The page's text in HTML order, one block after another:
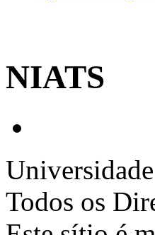
NIATS
Todos os